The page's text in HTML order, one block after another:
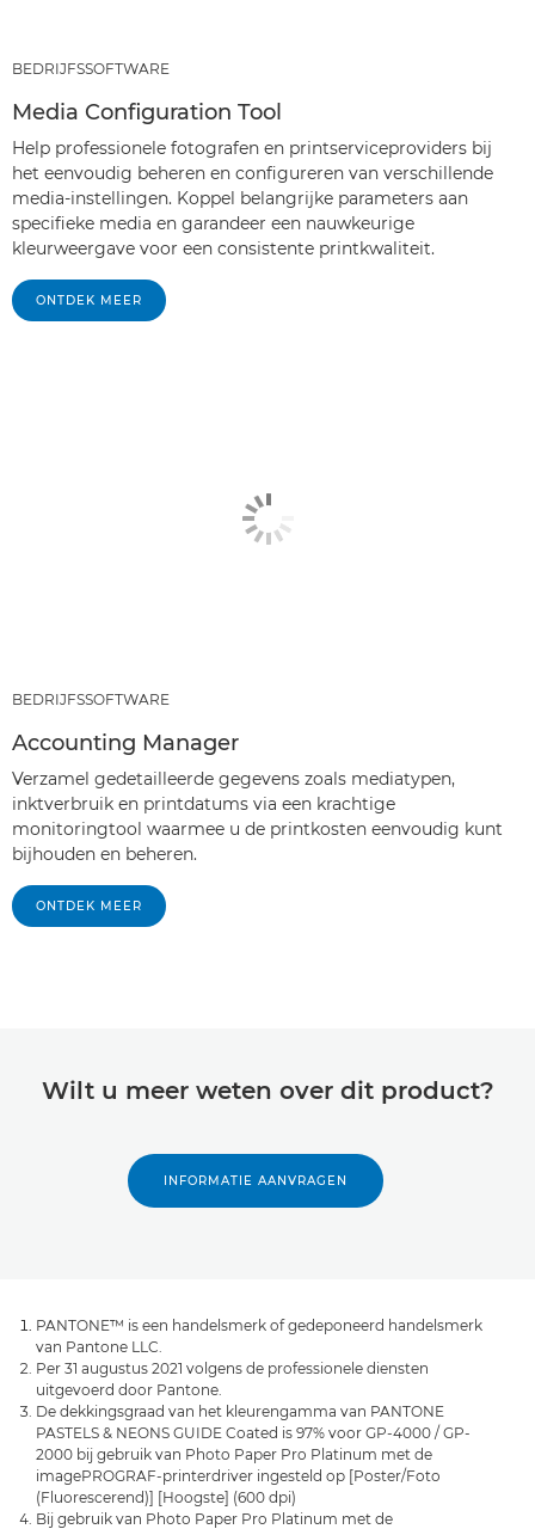
BEDRIJFSSOFTWARE
Media Configuration Tool
Help professionele fotografen en printserviceproviders bij
het eenvoudig beheren en configureren van verschillende
media-instellingen. Koppel belangrijke parameters aan
specifieke media en garandeer een nauwkeurige
kleurweergave voor een consistente printkwaliteit.
ONTDEK MEER
BEDRIJFSSOFTWARE
Accounting Manager
Verzamel gedetailleerde gegevens zoals mediatypen,
inktverbruik en printdatums via een krachtige
monitoringtool waarmee u de printkosten eenvoudig kunt
bijhouden en beheren.
ONTDEK MEER
Wilt u meer weten over dit product?
INFORMATIE AANVRAGEN
PANTONE™ is een handelsmerk of gedeponeerd handelsmerk
van Pantone LLC.
Per 31 augustus 2021 volgens de professionele diensten
uitgevoerd door Pantone.
De dekkingsgraad van het kleurengamma van PANTONE
PASTELS & NEONS GUIDE Coated is 97% voor GP-4000 / GP-
2000 bij gebruik van Photo Paper Pro Platinum met de
imagePROGRAF-printerdriver ingesteld op [Poster/Foto
(Fluorescerend)] [Hoogste] (600 dpi)
Bij gebruik van Photo Paper Pro Platinum met de